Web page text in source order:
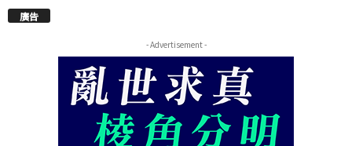
廣告
- Advertisement -